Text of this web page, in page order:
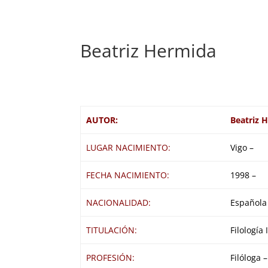
Beatriz Hermida
AUTOR: Beatriz
LUGAR NACIMIENTO: Vigo –
FECHA NACIMIENTO: 1998 –
NACIONALIDAD: Española
TITULACIÓN: Filología
PROFESIÓN: Filóloga –